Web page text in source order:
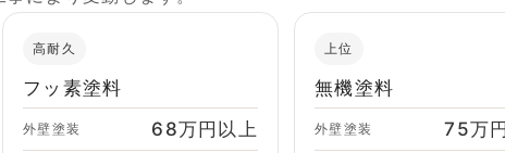
高耐久
フッ素塗料
外壁塗装 68万円以上
上位
無機塗料
外壁塗装 75万